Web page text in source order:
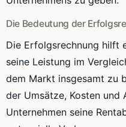
Die Bedeutung der
Die Erfolgsrechnung hilft
seine Leistung im
dem Markt insgesamt zu
der Umsätze, Kosten und
Unternehmen seine